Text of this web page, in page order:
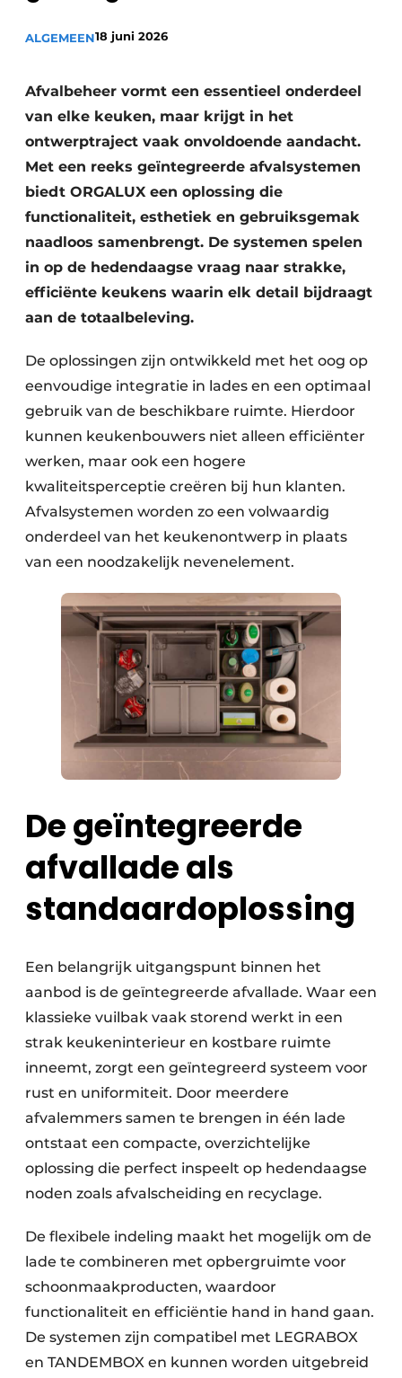
Vacature aanmelden
Video’s
ALGEMEEN18 juni 2026
Afvalbeheer vormt een essentieel onderdeel
van elke keuken, maar krijgt in het
ontwerptraject vaak onvoldoende aandacht.
Met een reeks geïntegreerde afvalsystemen
biedt ORGALUX een oplossing die
functionaliteit, esthetiek en gebruiksgemak
naadloos samenbrengt. De systemen spelen
in op de hedendaagse vraag naar strakke,
efficiënte keukens waarin elk detail bijdraagt
aan de totaalbeleving.
De oplossingen zijn ontwikkeld met het oog op
eenvoudige integratie in lades en een optimaal
gebruik van de beschikbare ruimte. Hierdoor
kunnen keukenbouwers niet alleen efficiënter
werken, maar ook een hogere
kwaliteitsperceptie creëren bij hun klanten.
Afvalsystemen worden zo een volwaardig
onderdeel van het keukenontwerp in plaats
van een noodzakelijk nevenelement.
De geïntegreerde
afvallade als
standaardoplossing
Een belangrijk uitgangspunt binnen het
aanbod is de geïntegreerde afvallade. Waar een
klassieke vuilbak vaak storend werkt in een
strak keukeninterieur en kostbare ruimte
inneemt, zorgt een geïntegreerd systeem voor
rust en uniformiteit. Door meerdere
afvalemmers samen te brengen in één lade
ontstaat een compacte, overzichtelijke
oplossing die perfect inspeelt op hedendaagse
noden zoals afvalscheiding en recyclage.
De flexibele indeling maakt het mogelijk om de
lade te combineren met opbergruimte voor
schoonmaakproducten, waardoor
functionaliteit en efficiëntie hand in hand gaan.
De systemen zijn compatibel met LEGRABOX
en TANDEMBOX en kunnen worden uitgebreid